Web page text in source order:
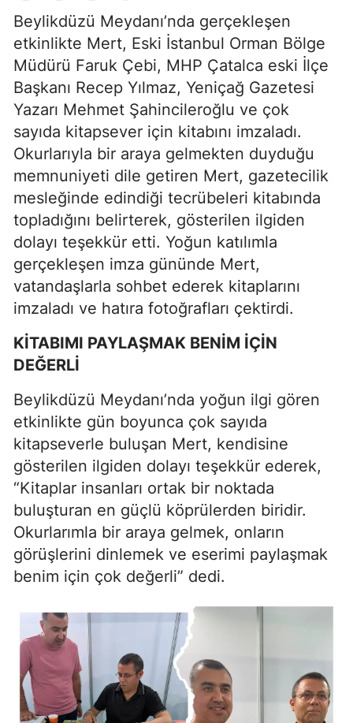
Beylikdüzü Meydanı’nda gerçekleşen
etkinlikte Mert, Eski İstanbul Orman Bölge
Müdürü Faruk Çebi, MHP Çatalca eski İlçe
Başkanı Recep Yılmaz, Yeniçağ Gazetesi
Yazarı Mehmet Şahincileroğlu ve çok
sayıda kitapsever için kitabını imzaladı.
Okurlarıyla bir araya gelmekten duyduğu
memnuniyeti dile getiren Mert, gazetecilik
mesleğinde edindiği tecrübeleri kitabında
topladığını belirterek, gösterilen ilgiden
dolayı teşekkür etti. Yoğun katılımla
gerçekleşen imza gününde Mert,
vatandaşlarla sohbet ederek kitaplarını
imzaladı ve hatıra fotoğrafları çektirdi.
KİTABIMI PAYLAŞMAK BENİM İÇİN
DEĞERLİ
Beylikdüzü Meydanı’nda yoğun ilgi gören
etkinlikte gün boyunca çok sayıda
kitapseverle buluşan Mert, kendisine
gösterilen ilgiden dolayı teşekkür ederek,
“Kitaplar insanları ortak bir noktada
buluşturan en güçlü köprülerden biridir.
Okurlarımla bir araya gelmek, onların
görüşlerini dinlemek ve eserimi paylaşmak
benim için çok değerli” dedi.